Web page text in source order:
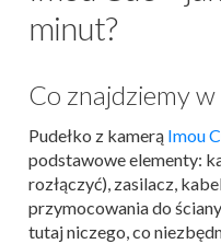
minut?
Co znajdziemy w
Pudełko z kamerą Imou
podstawowe elementy:
rozłączyć), zasilacz,
przymocowania do
tutaj niczego, co